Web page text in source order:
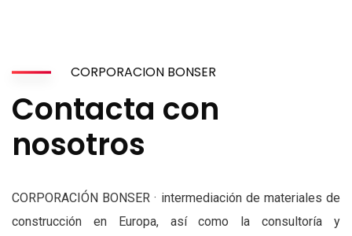
CORPORACION BONSER
Contacta con
nosotros
CORPORACIÓN BONSER · intermediación de materiales de
construcción en Europa, así como la consultoría y